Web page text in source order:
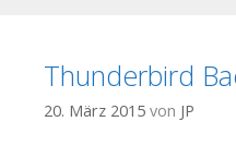
Thunderbird
20. März 2015 von JP